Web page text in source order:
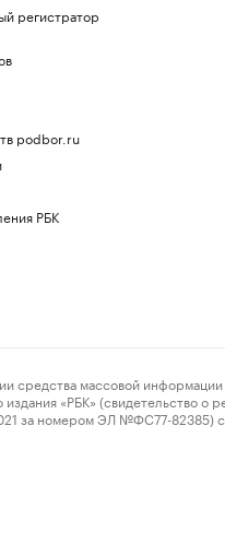
регистратор
podbor.ru
РБК
массовой
«РБК» (свидетельство о
за номером ЭЛ №ФС77-82385)